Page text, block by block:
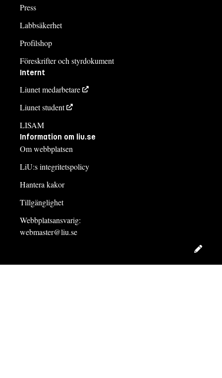
Press
Labbsäkerhet
Profilshop
Föreskrifter och styrdokument
Internt
Liunet medarbetare
Liunet student
LISAM
Information om liu.se
Om webbplatsen
LiU:s integritetspolicy
Hantera kakor
Tillgänglighet
Webbplatsansvarig:
webmaster@liu.se